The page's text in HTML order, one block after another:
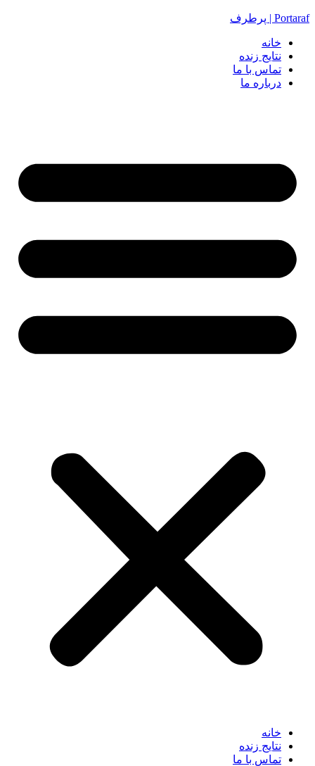
Portaraf | پرطرف
خانه
نتایج زنده
تماس با ما
درباره ما
خانه
نتایج زنده
تماس با ما